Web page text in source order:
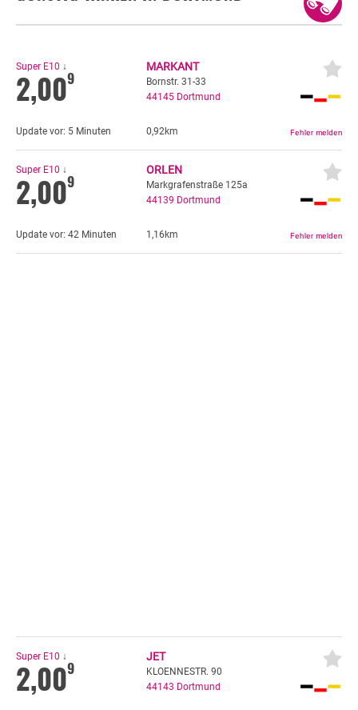
Allgemein
Preis-Differenz anzeigen
GEO-Daten lesen
Fahrzeuge
Motorradversicherung
Bußgeldrechner
Falsch getankt
Super E10 ↓
2,009
MARKANT
Bornstr. 31-33
44145 Dortmund
Update vor: 5 Minuten 0,92km
Super E10 ↓
2,009
ORLEN
Markgrafenstraße 125a
44139 Dortmund
Update vor: 42 Minuten 1,16km
Super E10 ↓
2,009
JET
KLOENNESTR. 90
44143 Dortmund